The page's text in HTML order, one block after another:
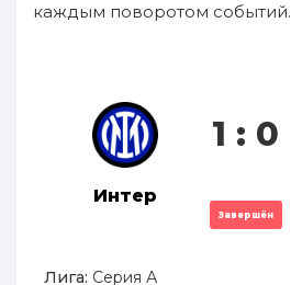
каждым поворотом событий.
Интер
1 : 0
Завершён
Лига: Серия А